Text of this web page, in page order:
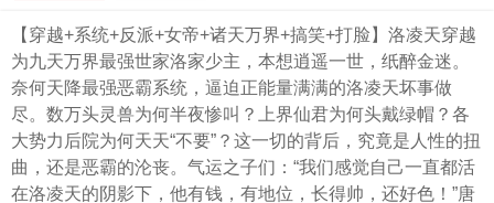
【穿越+系统+反派+女帝+诸天万界+搞笑+打脸】洛凌天穿越
为九天万界最强世家洛家少主，本想逍遥一世，纸醉金迷。
奈何天降最强恶霸系统，逼迫正能量满满的洛凌天坏事做
尽。数万头灵兽为何半夜惨叫？上界仙君为何头戴绿帽？各
大势力后院为何天天“不要”？这一切的背后，究竟是人性的扭
曲，还是恶霸的沦丧。气运之子们：“我们感觉自己一直都活
在洛凌天的阴影下，他有钱，有地位，长得帅，还好色！”唐